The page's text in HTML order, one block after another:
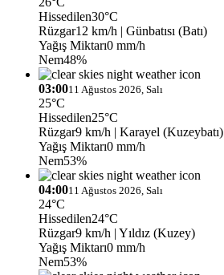
Hissedilen30°C
Rüzgar12 km/h | Günbatısı (Batı)
Yağış Miktarı0 mm/h
Nem48%
03:0011 Ağustos 2026, Salı
25°C
Hissedilen25°C
Rüzgar9 km/h | Karayel (Kuzeybatı)
Yağış Miktarı0 mm/h
Nem53%
04:0011 Ağustos 2026, Salı
24°C
Hissedilen24°C
Rüzgar9 km/h | Yıldız (Kuzey)
Yağış Miktarı0 mm/h
Nem53%